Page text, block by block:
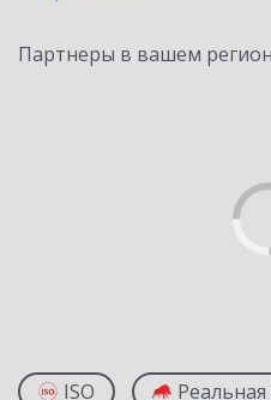
Партнеры в вашем
ISO